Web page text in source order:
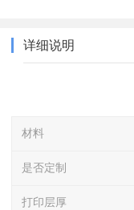
详细说明
材料
是否定制
打印层厚